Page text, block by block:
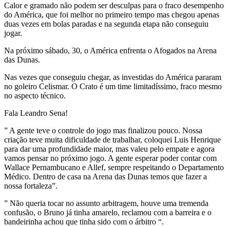
Calor e gramado não podem ser desculpas para o fraco desempenho
do América, que foi melhor no primeiro tempo mas chegou apenas
duas vezes em bolas paradas e na segunda etapa não conseguiu
jogar.
Na próximo sábado, 30, o América enfrenta o Afogados na Arena
das Dunas.
Nas vezes que conseguiu chegar, as investidas do América pararam
no goleiro Celismar. O Crato é um time limitadíssimo, fraco mesmo
no aspecto técnico.
Fala Leandro Sena!
” A gente teve o controle do jogo mas finalizou pouco. Nossa
criação teve muita dificuldade de trabalhar, coloquei Luis Henrique
para dar uma profundidade maior, mas valeu pelo empate e agora
vamos pensar no próximo jogo. A gente esperar poder contar com
Wallace Pernambucano e Allef, sempre respeitando o Departamento
Médico. Dentro de casa na Arena das Dunas temos que fazer a
nossa fortaleza”.
” Não queria tocar no assunto arbitragem, houve uma tremenda
confusão, o Bruno já tinha amarelo, reclamou com a barreira e o
bandeirinha achou que tinha sido com o árbitro “.